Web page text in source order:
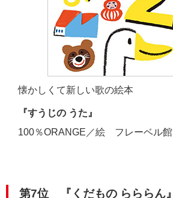
懐かしくて新しい歌の絵本
『すうじの うた』
100％ORANGE／絵 フレーベル館
第7位 『くだもの らららん』